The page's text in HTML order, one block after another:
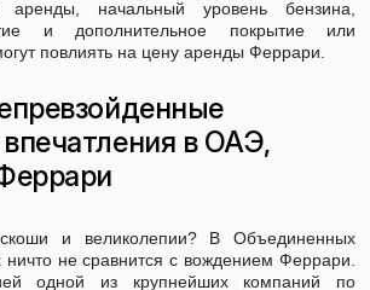
аренды, начальный уровень бензина,
и дополнительное покрытие или
повлиять на цену аренды Феррари.
в ОАЭ,
и великолепии? В Объединенных
не сравнится с вождением Феррари.
одной из крупнейших компаний по